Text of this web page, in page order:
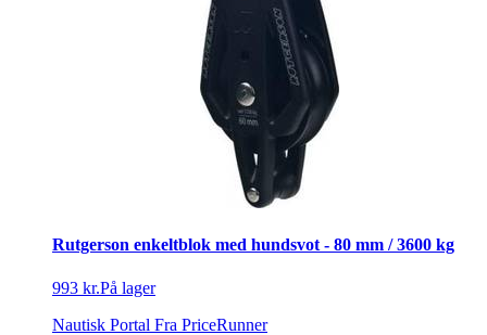
Rutgerson enkeltblok med hundsvot - 80 mm / 3600 kg
993 kr.På lager
Nautisk Portal Fra PriceRunner